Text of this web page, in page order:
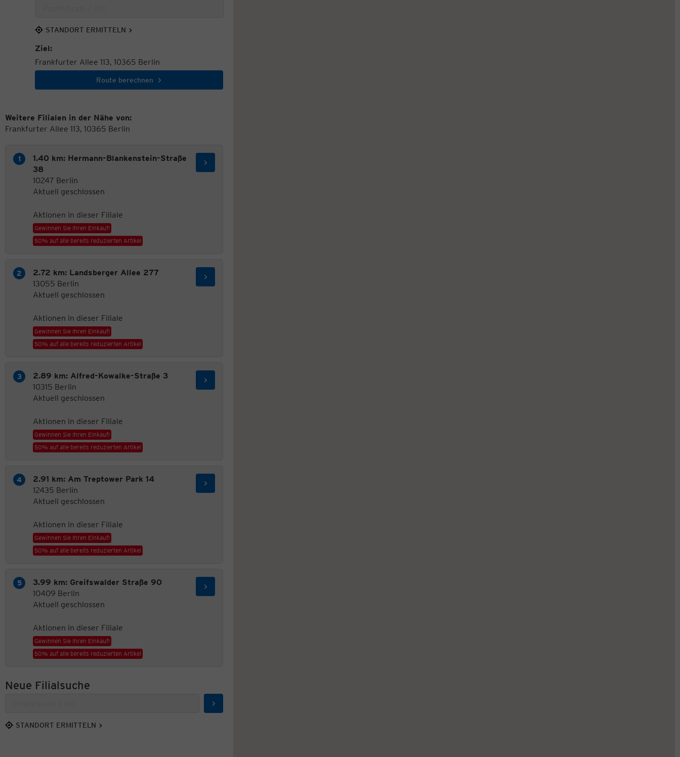
STANDORT ERMITTELN
Ziel:
Frankfurter Allee 113, 10365 Berlin
Route berechnen
Weitere Filialen in der Nähe von:
Frankfurter Allee 113, 10365 Berlin
1.40 km: Hermann-Blankenstein-Straße
38
10247 Berlin
Aktuell geschlossen
Aktionen in dieser Filiale
Gewinnen Sie Ihren Einkauf!
50% auf alle bereits reduzierten Artikel
2.72 km: Landsberger Allee 277
13055 Berlin
Aktuell geschlossen
Aktionen in dieser Filiale
Gewinnen Sie Ihren Einkauf!
50% auf alle bereits reduzierten Artikel
2.89 km: Alfred-Kowalke-Straße 3
10315 Berlin
Aktuell geschlossen
Aktionen in dieser Filiale
Gewinnen Sie Ihren Einkauf!
50% auf alle bereits reduzierten Artikel
2.91 km: Am Treptower Park 14
12435 Berlin
Aktuell geschlossen
Aktionen in dieser Filiale
Gewinnen Sie Ihren Einkauf!
50% auf alle bereits reduzierten Artikel
3.99 km: Greifswalder Straße 90
10409 Berlin
Aktuell geschlossen
Aktionen in dieser Filiale
Gewinnen Sie Ihren Einkauf!
50% auf alle bereits reduzierten Artikel
Neue Filialsuche
Suchen
STANDORT ERMITTELN